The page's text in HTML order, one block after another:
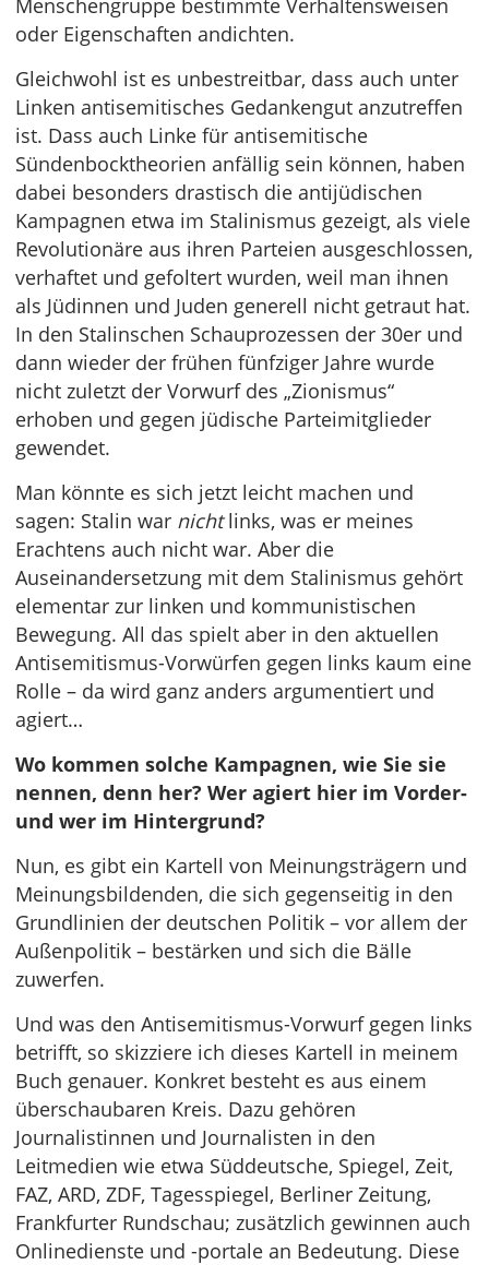
Menschengruppe bestimmte Verhaltensweisen
oder Eigenschaften andichten.
Gleichwohl ist es unbestreitbar, dass auch unter
Linken antisemitisches Gedankengut anzutreffen
ist. Dass auch Linke für antisemitische
Sündenbocktheorien anfällig sein können, haben
dabei besonders drastisch die antijüdischen
Kampagnen etwa im Stalinismus gezeigt, als viele
Revolutionäre aus ihren Parteien ausgeschlossen,
verhaftet und gefoltert wurden, weil man ihnen
als Jüdinnen und Juden generell nicht getraut hat.
In den Stalinschen Schauprozessen der 30er und
dann wieder der frühen fünfziger Jahre wurde
nicht zuletzt der Vorwurf des „Zionismus“
erhoben und gegen jüdische Parteimitglieder
gewendet.
Man könnte es sich jetzt leicht machen und
sagen: Stalin war nichtlinks, was er meines
Erachtens auch nicht war. Aber die
Auseinandersetzung mit dem Stalinismus gehört
elementar zur linken und kommunistischen
Bewegung. All das spielt aber in den aktuellen
Antisemitismus-Vorwürfen gegen links kaum eine
Rolle – da wird ganz anders argumentiert und
agiert…
Wo kommen solche Kampagnen, wie Sie sie
nennen, denn her? Wer agiert hier im Vorder-
und wer im Hintergrund?
Nun, es gibt ein Kartell von Meinungsträgern und
Meinungsbildenden, die sich gegenseitig in den
Grundlinien der deutschen Politik – vor allem der
Außenpolitik – bestärken und sich die Bälle
zuwerfen.
Und was den Antisemitismus-Vorwurf gegen links
betrifft, so skizziere ich dieses Kartell in meinem
Buch genauer. Konkret besteht es aus einem
überschaubaren Kreis. Dazu gehören
Journalistinnen und Journalisten in den
Leitmedien wie etwa Süddeutsche, Spiegel, Zeit,
FAZ, ARD, ZDF, Tagesspiegel, Berliner Zeitung,
Frankfurter Rundschau; zusätzlich gewinnen auch
Onlinedienste und -portale an Bedeutung. Diese